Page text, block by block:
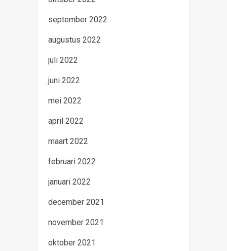
september 2022
augustus 2022
juli 2022
juni 2022
mei 2022
april 2022
maart 2022
februari 2022
januari 2022
december 2021
november 2021
oktober 2021